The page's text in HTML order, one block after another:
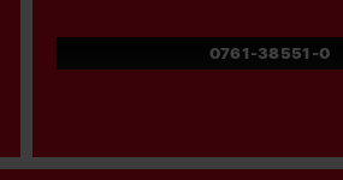
0761-38551-0